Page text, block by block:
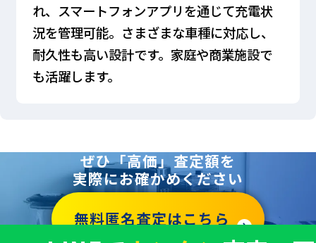
れ、スマートフォンアプリを通じて充電状
況を管理可能。さまざまな車種に対応し、
耐久性も高い設計です。家庭や商業施設で
も活躍します。
ぜひ「高価」査定額を
実際にお確かめください
無料匿名査定はこちら